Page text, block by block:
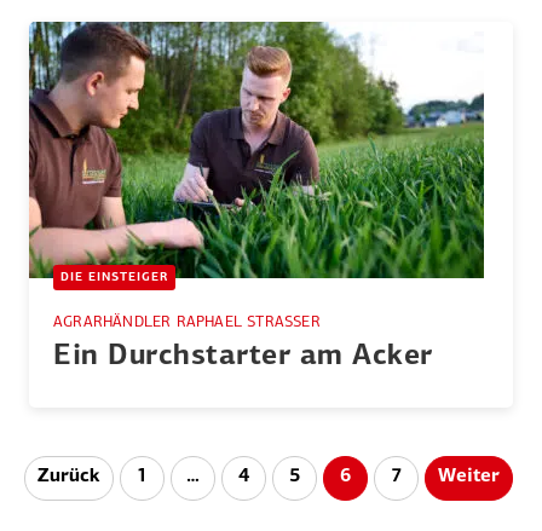
DIE EINSTEIGER
AGRARHÄNDLER RAPHAEL STRASSER
Ein Durch­starter am Acker
Seitennummerierung
der
Zurück 1 … 4 5 6 7 Weiter